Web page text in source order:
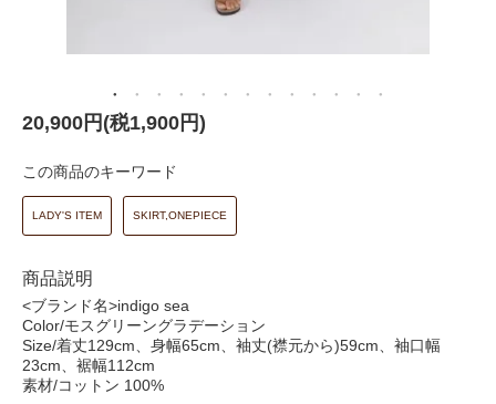
20,900円(税1,900円)
この商品のキーワード
LADY'S ITEM SKIRT,ONEPIECE
商品説明
<ブランド名>indigo sea
Color/モスグリーングラデーション
Size/着丈129cm、身幅65cm、袖丈(襟元から)59cm、袖口幅
23cm、裾幅112cm
素材/コットン 100%